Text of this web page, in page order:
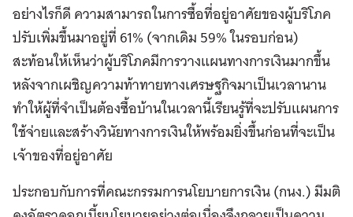
อย่างไรก็ดี ความสามารถในการซื้อที่อยู่อาศัยของผู้บริโภค
ปรับเพิ่มขึ้นมาอยู่ที่ 61% (จากเดิม 59% ในรอบก่อน)
สะท้อนให้เห็นว่าผู้บริโภคมีการวางแผนทางการเงินมากขึ้น
หลังจากเผชิญความท้าทายทางเศรษฐกิจมาเป็นเวลานาน
ทำให้ผู้ที่จำเป็นต้องซื้อบ้านในเวลานี้เรียนรู้ที่จะปรับแผนการ
ใช้จ่ายและสร้างวินัยทางการเงินให้พร้อมยิ่งขึ้นก่อนที่จะเป็น
เจ้าของที่อยู่อาศัย
ประกอบกับการที่คณะกรรมการนโยบายการเงิน (กนง.) มีมติ